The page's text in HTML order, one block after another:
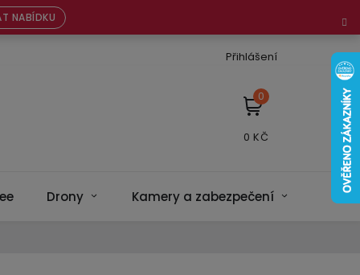
NABÍDKU
Přihlášení
NÁKUPNÍ
KOŠÍK
Drony Kamery a zabezpečení